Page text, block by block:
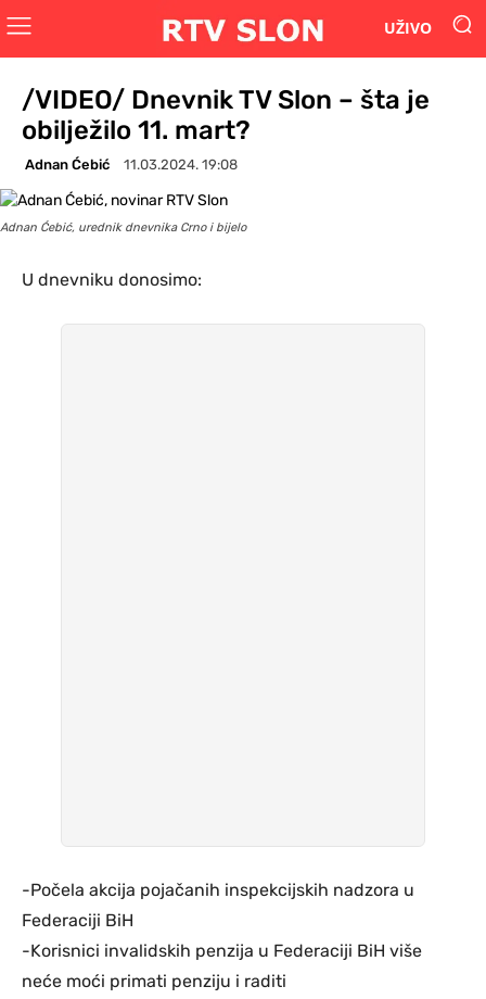
UŽIVO
/VIDEO/ Dnevnik TV Slon – šta je
obilježilo 11. mart?
Adnan Ćebić 11.03.2024. 19:08
Adnan Ćebić, urednik dnevnika Crno i bijelo
U dnevniku donosimo:
-Počela akcija pojačanih inspekcijskih nadzora u
Federaciji BiH
-Korisnici invalidskih penzija u Federaciji BiH više
neće moći primati penziju i raditi